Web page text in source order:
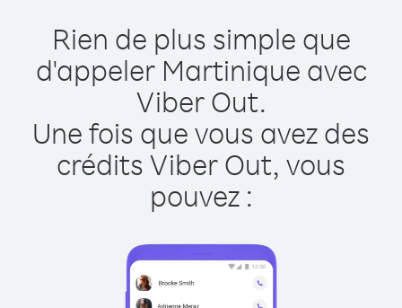
Rien de plus simple que
d'appeler Martinique avec
Viber Out.
Une fois que vous avez des
crédits Viber Out, vous
pouvez :